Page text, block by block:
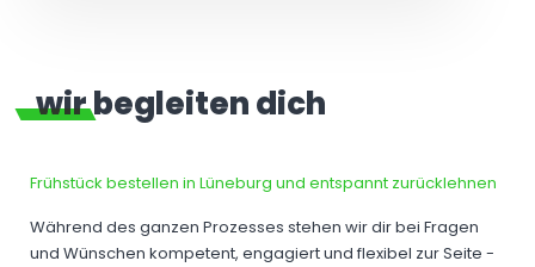
wir begleiten dich
Frühstück bestellen in Lüneburg und entspannt zurücklehnen
Während des ganzen Prozesses stehen wir dir bei Fragen
und Wünschen kompetent, engagiert und flexibel zur Seite -